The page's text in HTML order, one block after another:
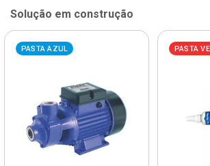
Solução em construção
PASTA AZUL PASTA